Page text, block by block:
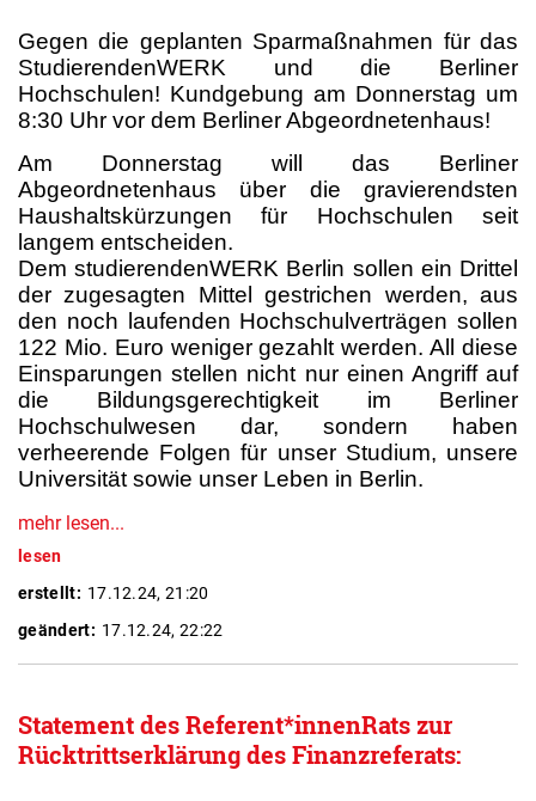
Gegen die geplanten Sparmaßnahmen für das
StudierendenWERK und die Berliner
Hochschulen! Kundgebung am Donnerstag um
8:30 Uhr vor dem Berliner Abgeordnetenhaus!
Am Donnerstag will das Berliner
Abgeordnetenhaus über die gravierendsten
Haushaltskürzungen für Hochschulen seit
langem entscheiden.
Dem studierendenWERK Berlin sollen ein Drittel
der zugesagten Mittel gestrichen werden, aus
den noch laufenden Hochschulverträgen sollen
122 Mio. Euro weniger gezahlt werden. All diese
Einsparungen stellen nicht nur einen Angriff auf
die Bildungsgerechtigkeit im Berliner
Hochschulwesen dar, sondern haben
verheerende Folgen für unser Studium, unsere
Universität sowie unser Leben in Berlin.
mehr lesen...
lesen
erstellt: 17.12.24, 21:20
geändert: 17.12.24, 22:22
Statement des Referent*innenRats zur
Rücktrittserklärung des Finanzreferats: